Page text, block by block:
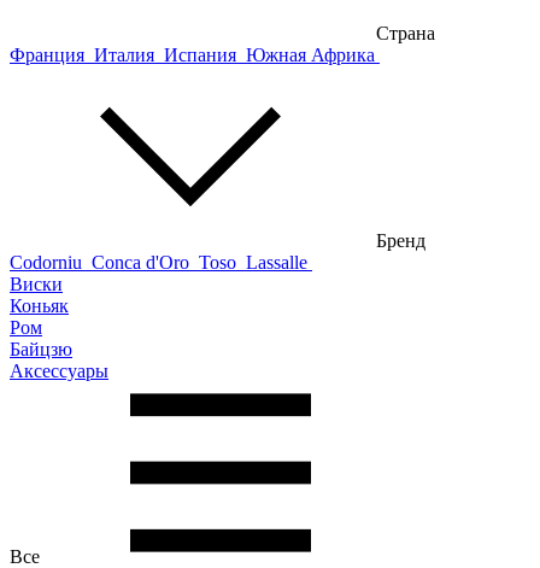
Страна
Франция Италия Испания Южная Африка
Бренд
Codorniu Conca d'Oro Toso Lassalle
Виски
Коньяк
Ром
Байцзю
Аксессуары
Все